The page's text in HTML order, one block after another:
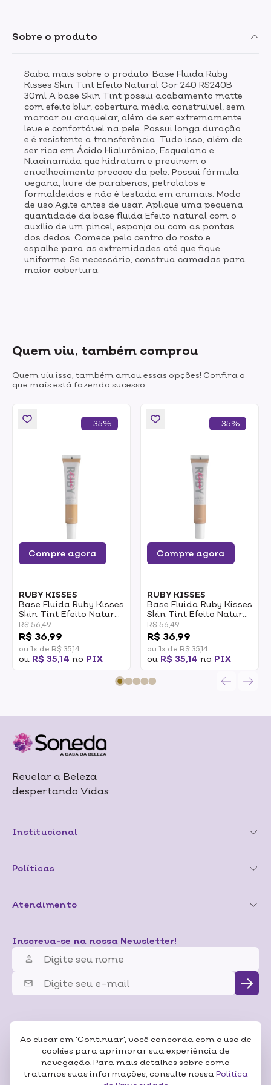
Ao clicar em 'Continuar', você concorda com o uso de
cookies para aprimorar sua experiência de
nevegação. Para mais detalhes sobre como
tratamos suas informações, consulte nossa Política
Sobre o produto
Saiba mais sobre o produto: Base Fluida Ruby
Kisses Skin Tint Efeito Natural Cor 240 RS240B
30ml A base Skin Tint possui acabamento matte
com efeito blur, cobertura média construível, sem
marcar ou craquelar, além de ser extremamente
leve e confortável na pele. Possui longa duração
e é resistente a transferência. Tudo isso, além de
ser rica em Ácido Hialurônico, Esqualano e
Niacinamida que hidratam e previnem o
envelhecimento precoce da pele. Possui fórmula
vegana, livre de parabenos, petrolatos e
formaldeidos e não é testada em animais. Modo
de uso:Agite antes de usar. Aplique uma pequena
quantidade da base fluida Efeito natural com o
auxílio de um pincel, esponja ou com as pontas
dos dedos. Comece pelo centro do rosto e
espalhe para as extremidades até que fique
uniforme. Se necessário, construa camadas para
maior cobertura.
Quem viu, também comprou
Quem viu isso, também amou essas opções! Confira o
que mais está fazendo sucesso.
Compre agora
RUBY KISSES
Base Fluida Ruby Kisses
Skin Tint Efeito Natural
Cor 220 RS220B 30ml
R$ 56,49
R$ 36,99
ou 1x de R$ 35,14
ou R$ 35,14 no PIX
- 35%
Compre agora
RUBY KISSES
Base Fluida Ruby Kisses
Skin Tint Efeito Natural
Cor 230 RS230B 30ml
R$ 56,49
R$ 36,99
ou 1x de R$ 35,14
ou R$ 35,14 no PIX
- 35%
Revelar a Beleza
despertando Vidas
Institucional
Políticas
Atendimento
Inscreva-se na nossa Newsletter!